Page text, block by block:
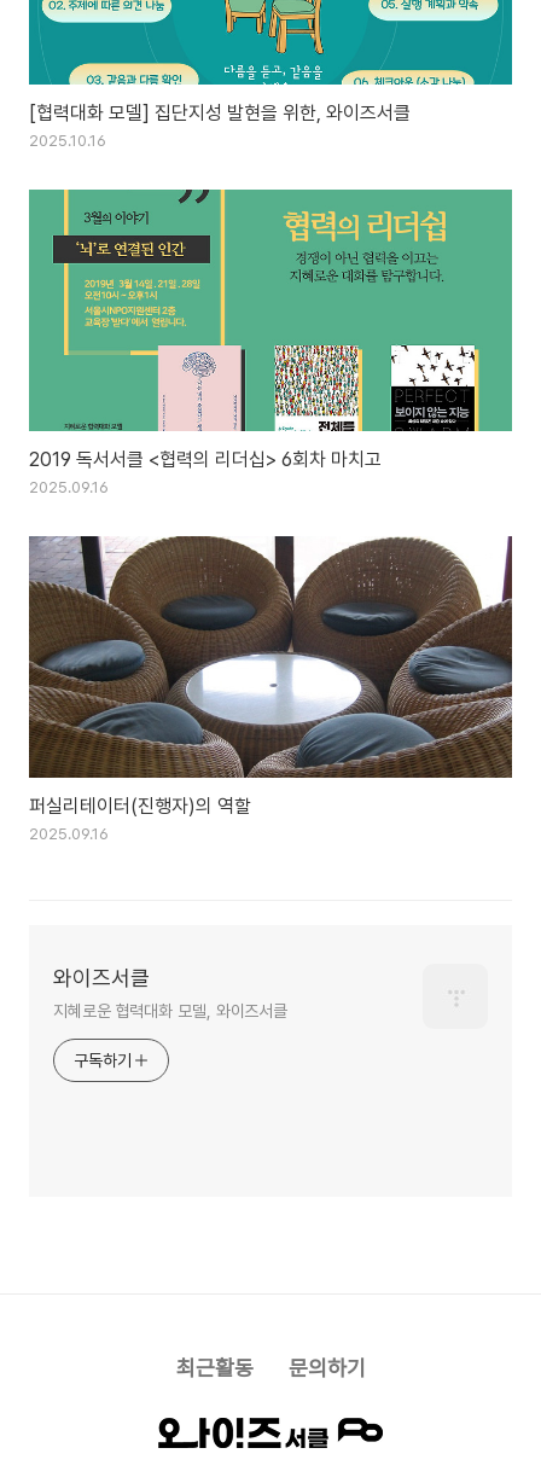
[협력대화 모델] 집단지성 발현을 위한, 와이즈서클
2025.10.16
2019 독서서클 <협력의 리더십> 6회차 마치고
2025.09.16
퍼실리테이터(진행자)의 역할
2025.09.16
와이즈서클
지혜로운 협력대화 모델, 와이즈서클
구독하기
최근활동 문의하기